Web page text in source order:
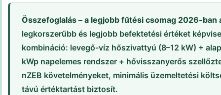
Összefoglalás – a legjobb fűtési csomag 2026-ban
legkorszerűbb és legjobb befektetési értéket
kombináció: levegő-víz hőszivattyú (8–12 kW) +
kWp napelemes rendszer + hővisszanyerős
nZEB követelményeket, minimális üzemeltetési
távú értéktartást biztosít.